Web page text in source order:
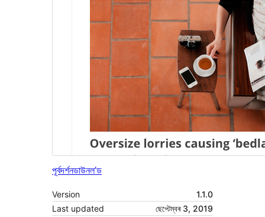
পূৰ্বদৰ্শনডাউনল’ড
Version
1.1.0
Last updated
ছেপ্টেম্বৰ 3, 2019